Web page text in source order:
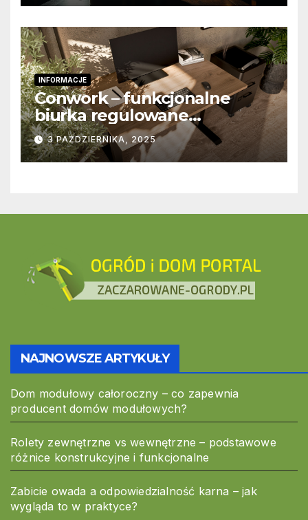
INFORMACJE
Conwork – funkcjonalne
biurka regulowane
stworzone z myślą o
nowoczesnych
przestrzeniach pracy
3 PAŹDZIERNIKA, 2025
NAJNOWSZE ARTYKUŁY
Dom modułowy całoroczny – co zapewnia
producent domów modułowych?
Rolety zewnętrzne vs wewnętrzne – podstawowe
różnice konstrukcyjne i funkcjonalne
Zabicie owada a odpowiedzialność karna – jak
wygląda to w praktyce?